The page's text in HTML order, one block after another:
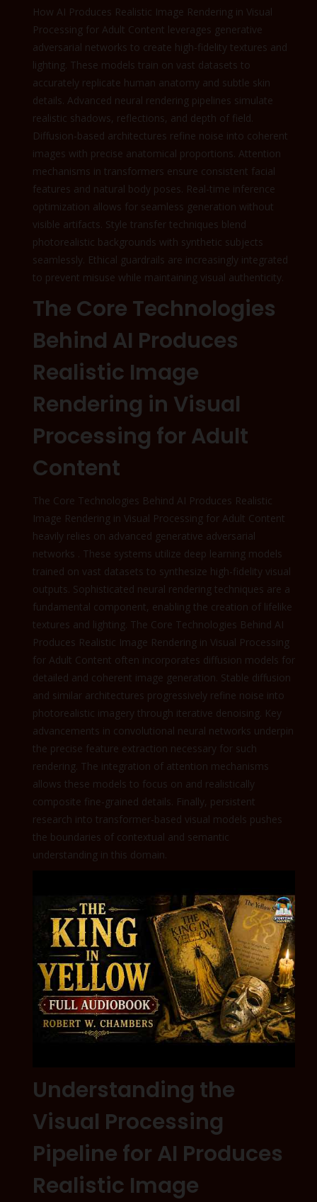
How AI Produces Realistic Image Rendering in Visual
Processing for Adult Content leverages generative
adversarial networks to create high-fidelity textures and
lighting. These models train on vast datasets to
accurately replicate human anatomy and subtle skin
details. Advanced neural rendering pipelines simulate
realistic shadows, reflections, and depth of field.
Diffusion-based architectures refine noise into coherent
images with precise anatomical proportions. Attention
mechanisms in transformers ensure consistent facial
features and natural body poses. Real-time inference
optimization allows for seamless generation without
visible artifacts. Style transfer techniques blend
photorealistic backgrounds with synthetic subjects
seamlessly. Ethical guardrails are increasingly integrated
to prevent misuse while maintaining visual authenticity.
The Core Technologies
Behind AI Produces
Realistic Image
Rendering in Visual
Processing for Adult
Content
The Core Technologies Behind AI Produces Realistic
Image Rendering in Visual Processing for Adult Content
heavily relies on advanced generative adversarial
networks . These systems utilize deep learning models
trained on vast datasets to synthesize high-fidelity visual
outputs. Sophisticated neural rendering techniques are a
fundamental component, enabling the creation of lifelike
textures and lighting. The Core Technologies Behind AI
Produces Realistic Image Rendering in Visual Processing
for Adult Content often incorporates diffusion models for
detailed and coherent image generation. Stable diffusion
and similar architectures progressively refine noise into
photorealistic imagery through iterative denoising. Key
advancements in convolutional neural networks underpin
the precise feature extraction necessary for such
rendering. The integration of attention mechanisms
allows these models to focus on and realistically
composite fine-grained details. Finally, persistent
research into transformer-based visual models pushes
the boundaries of contextual and semantic
understanding in this domain.
Understanding the
Visual Processing
Pipeline for AI Produces
Realistic Image